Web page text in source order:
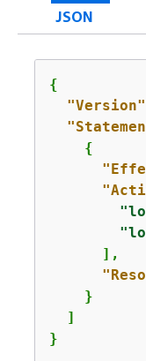
JSON
{
"Version"
{
      ],
    }
  ]
}